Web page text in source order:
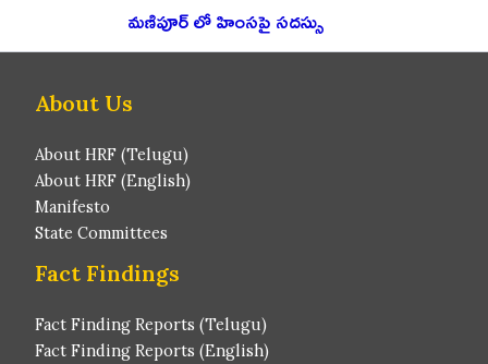
మణిపూర్ లో హింసపై సదస్సు
About Us
About HRF (Telugu)
About HRF (English)
Manifesto
State Committees
Fact Findings
Fact Finding Reports (Telugu)
Fact Finding Reports (English)